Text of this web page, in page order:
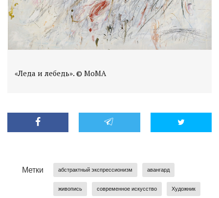
«Леда и лебедь». © MoMA
Метки абстрактный экспрессионизм авангард
живопись современное искусство Художник